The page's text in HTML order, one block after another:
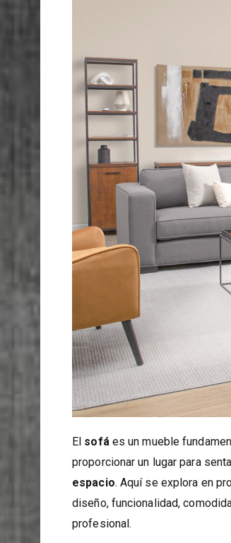
Elsofáes un mueble
proporcionar un lugar para
espacio. Aquí se explora en
diseño, funcionalidad,